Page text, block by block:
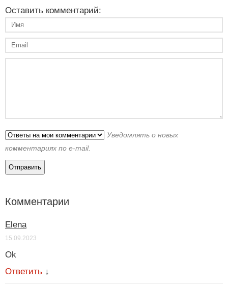
Оставить комментарий:
Уведомлять о новых
комментариях по e-mail.
Комментарии
Elena
15.09.2023
Ok
Ответить ↓